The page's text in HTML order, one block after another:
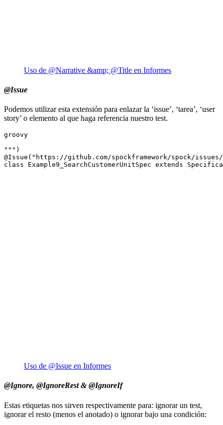
Uso de @Narrative &amp; @Title en Informes
@Issue
Podemos utilizar esta extensión para enlazar la ‘issue’, ‘tarea’, ‘user
story’ o elemento al que haga referencia nuestro test.
groovy
""")
@Issue("https://github.com/spockframework/spock/
class Example9_SearchCustomerUnitSpec extends
Uso de @Issue en Informes
@Ignore, @IgnoreRest & @IgnoreIf
Estas etiquetas nos sirven respectivamente para: ignorar un test,
ignorar el resto (menos el anotado) o ignorar bajo una condición: